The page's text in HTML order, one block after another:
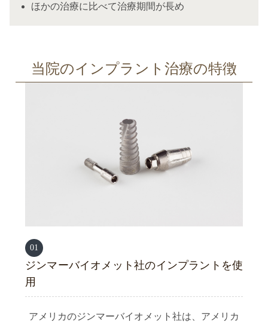
ほかの治療に比べて治療期間が長め
当院のインプラント治療の特徴
01
ジンマーバイオメット社のインプラントを使
用
アメリカのジンマーバイオメット社は、アメリカ